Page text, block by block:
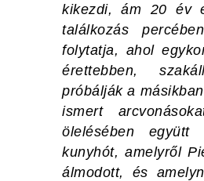
kikezdi, ám 20 év
találkozás
folytatja, ahol
érettebben,
próbálják a
ismert
ölelésében
kunyhót, amelyről
álmodott, és